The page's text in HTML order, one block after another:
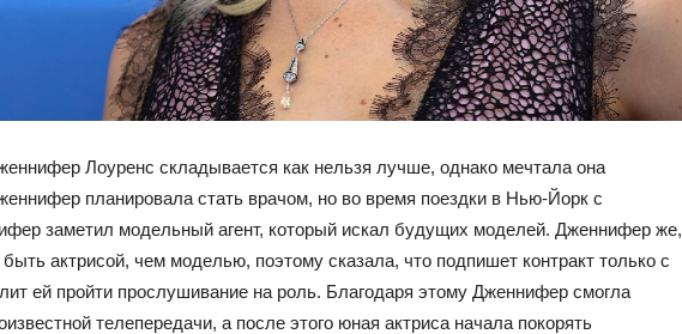
Лоуренс складывается как нельзя лучше, однако мечтала она
планировала стать врачом, но во время поездки в Нью-Йорк с
заметил модельный агент, который искал будущих моделей. Дженнифер же,
актрисой, чем моделью, поэтому сказала, что подпишет контракт только с
ей пройти прослушивание на роль. Благодаря этому Дженнифер смогла
телепередачи, а после этого юная актриса начала покорять